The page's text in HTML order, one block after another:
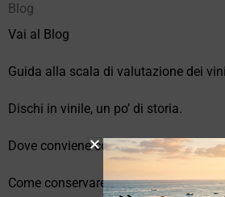
Blog
Vai al Blog
Guida alla scala di valutazione dei
Dischi in vinile, un po’ di storia.
Dove conviene comprare vinili online?
Come conservare correttamente i